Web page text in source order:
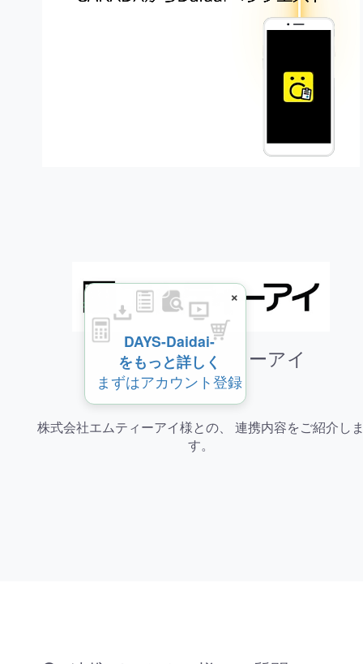
株式会社エムティーアイ
株式会社エムティーアイ様との、 連携内容をご紹介し
す。
DAYS-Daidai-
をもっと詳しく
まずはアカウント登録
×